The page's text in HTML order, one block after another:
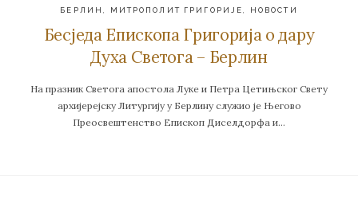
БЕРЛИН МИТРОПОЛИТ ГРИГОРИЈЕ НОВОСТИ
Бесједа Епископа Григорија о дару
Духа Светога – Берлин
На празник Светога апостола Луке и Петра Цетињског Свету
архијерејску Литургију у Берлину служио је Његово
Преосвештенство Епископ Диселдорфа и…